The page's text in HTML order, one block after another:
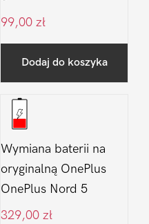
99,00 zł
Dodaj do koszyka
Wymiana baterii na
oryginalną OnePlus
OnePlus Nord 5
329,00 zł